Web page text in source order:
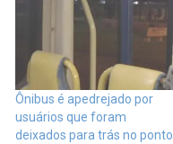
Ônibus é apedrejado por
usuários que foram
deixados para trás no ponto